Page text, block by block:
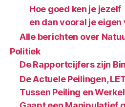
Hoe goed ken je jezelf
en dan vooral je
Alle berichten over
Politiek
De Rapportcijfers zijn
De Actuele Peilingen,
Tussen Peiling en